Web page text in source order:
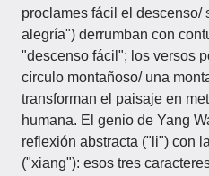
proclames fácil el descenso/
alegría") derrumban con
"descenso fácil"; los versos
círculo montañoso/ una
transforman el paisaje en
humana. El genio de Yang
reflexión abstracta ("li") con
("xiang"): esos tres